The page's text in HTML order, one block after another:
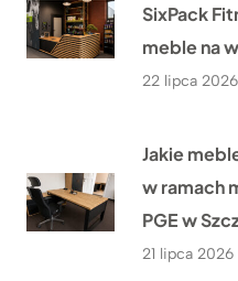
SixPack
meble na
22 lipca 2026
Jakie
w ramach
PGE w
21 lipca 2026